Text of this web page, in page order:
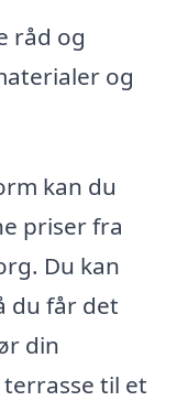
råd og
og
kan du
priser fra
Du kan
du får det
din
til et